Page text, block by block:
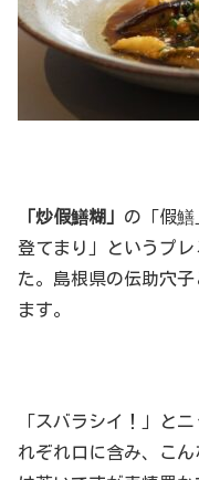
「炒假鱔糊」 の「假
登てまり」というプ
た。島根県の伝助穴
ます。
「スバラシイ！」と
れぞれ口に含み、こ